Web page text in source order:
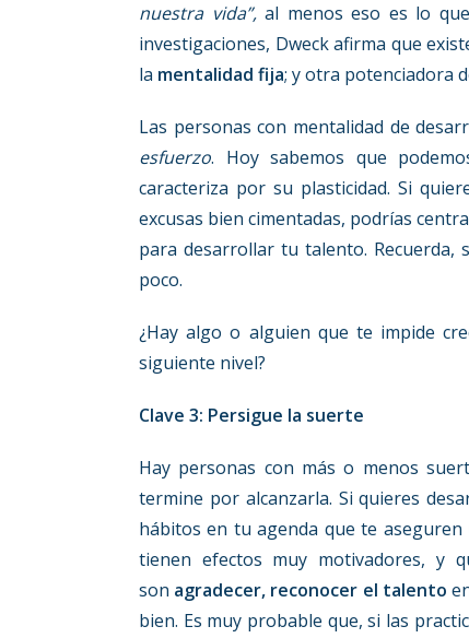
nuestra vida”,al menos eso es lo
investigaciones, Dweck afirma que
la mentalidad fija; y otra potenciadora
Las personas con mentalidad de
esfuerzo. Hoy sabemos que
caracteriza por su plasticidad. Si
excusas bien cimentadas, podrías
para desarrollar tu talento. Recuerda,
poco.
¿Hay algo o alguien que te impide
siguiente nivel?
Clave 3: Persigue la suerte
Hay personas con más o menos
termine por alcanzarla. Si quieres
hábitos en tu agenda que te aseguren
tienen efectos muy motivadores, y
son agradecer, reconocer el talento
bien. Es muy probable que, si las